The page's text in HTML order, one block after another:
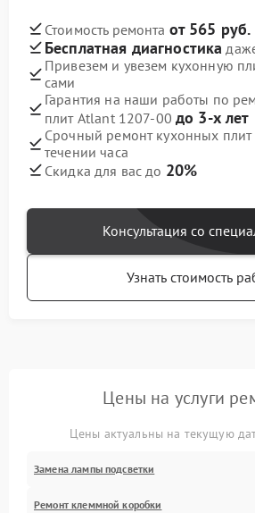
Стоимость ремонта от 565 руб.
Бесплатная диагностика
Привезем и увезем кухонную
сами
Гарантия на наши работы по
плит Atlant 1207-00 до 3-х лет
Срочный ремонт кухонных
течении часа
Скидка для вас до 20%
Консультация со
Узнать стоимость
Цены на услуги
Цены актуальны на текущую
Замена лампы подсветки
Ремонт клеммной коробки